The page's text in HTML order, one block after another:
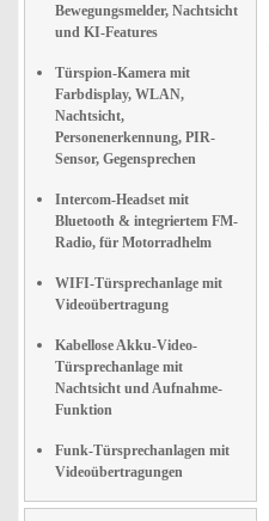
Bewegungsmelder, Nachtsicht
und KI-Features
Türspion-Kamera mit
Farbdisplay, WLAN,
Nachtsicht,
Personenerkennung, PIR-
Sensor, Gegensprechen
Intercom-Headset mit
Bluetooth & integriertem FM-
Radio, für Motorradhelm
WIFI-Türsprechanlage mit
Videoübertragung
Kabellose Akku-Video-
Türsprechanlage mit
Nachtsicht und Aufnahme-
Funktion
Funk-Türsprechanlagen mit
Videoübertragungen